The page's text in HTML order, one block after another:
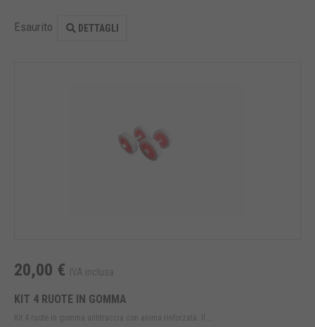
Esaurito DETTAGLI
20,00 € IVA inclusa
KIT 4 RUOTE IN GOMMA
Kit 4 ruote in gomma antitraccia con anima rinforzata. Il ...